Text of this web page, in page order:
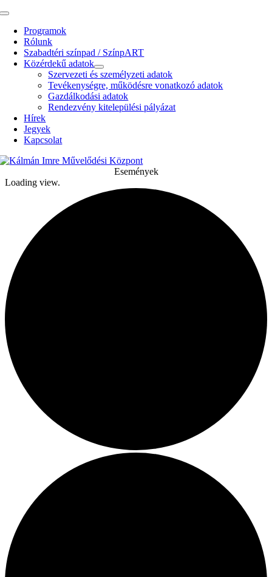
Kihagyás
Toggle
NavigationProgramok
Rólunk
Szabadtéri színpad / SzínpART
Közérdekű adatok
Szervezeti és személyzeti adatok
Tevékenységre, működésre vonatkozó adatok
Gazdálkodási adatok
Rendezvény kitelepülési pályázat
Hírek
Jegyek
Kapcsolat
Események
Loading view.